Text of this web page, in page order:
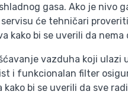
gasa. Ako je nivo
će tehničari
kako bi se uverili da nema
vazduha koji ulazi
i funkcionalan filter
bi se uverili da sve